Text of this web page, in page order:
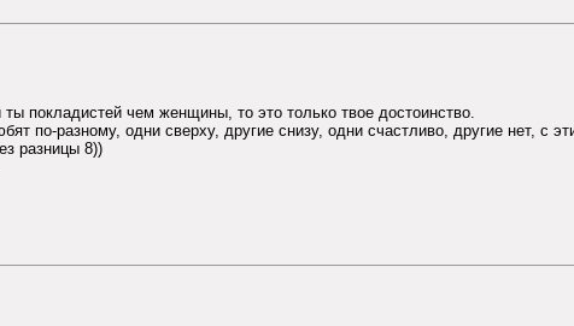
покладистей чем женщины, то это только твое достоинство.
по-разному, одни сверху, другие снизу, одни счастливо, другие нет, с
разницы 8))